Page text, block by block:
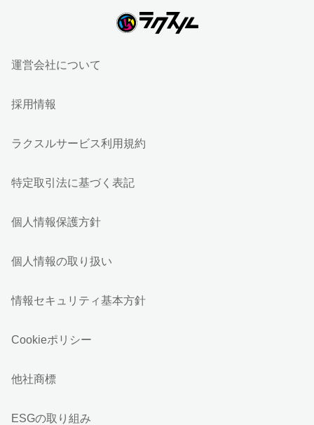
運営会社について
採用情報
ラクスルサービス利用規約
特定取引法に基づく表記
個人情報保護方針
個人情報の取り扱い
情報セキュリティ基本方針
Cookieポリシー
他社商標
ESGの取り組み